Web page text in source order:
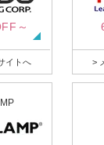
～
イトへ >